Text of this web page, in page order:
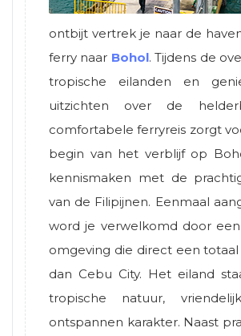
ontbijt vertrek je naar de
ferry naar Bohol. Tijdens de
tropische eilanden en
uitzichten over de
comfortabele ferryreis zorgt
begin van het verblijf op
kennismaken met de
van de Filipijnen. Eenmaal
word je verwelkomd door
omgeving die direct een
dan Cebu City. Het eiland
tropische natuur,
ontspannen karakter. Naast